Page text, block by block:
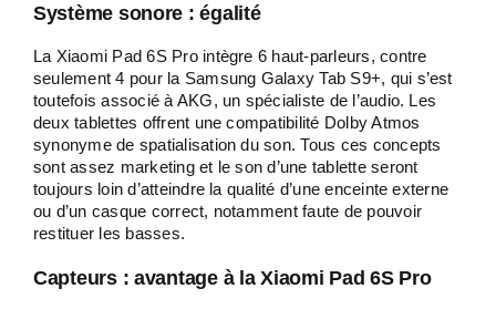
Système sonore : égalité
La Xiaomi Pad 6S Pro intègre 6 haut-parleurs, contre
seulement 4 pour la Samsung Galaxy Tab S9+, qui s’est
toutefois associé à AKG, un spécialiste de l’audio. Les
deux tablettes offrent une compatibilité Dolby Atmos
synonyme de spatialisation du son. Tous ces concepts
sont assez marketing et le son d’une tablette seront
toujours loin d’atteindre la qualité d’une enceinte externe
ou d’un casque correct, notamment faute de pouvoir
restituer les basses.
Capteurs : avantage à la Xiaomi Pad 6S Pro